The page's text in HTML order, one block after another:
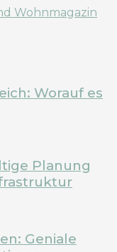
Worauf es
Planung
Geniale